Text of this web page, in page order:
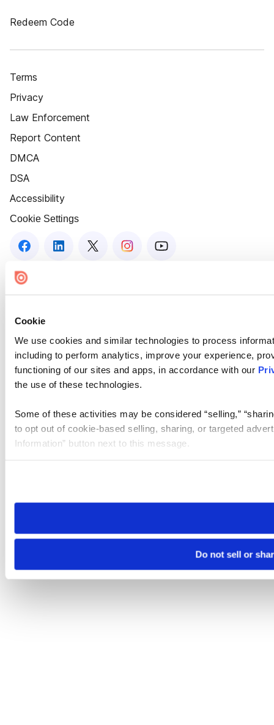
Cookie
We use cookies and similar technologies to process
including to perform analytics, improve your experience,
functioning of our sites and apps, in accordance with our
the use of these technologies.
Some of these activities may be considered “selling,”
to opt out of cookie-based selling, sharing, or targeted
Information” button next to this message.
need to be set again.
Do not sell or
Redeem Code
Terms
Privacy
Law Enforcement
Report Content
DMCA
DSA
Accessibility
Cookie Settings